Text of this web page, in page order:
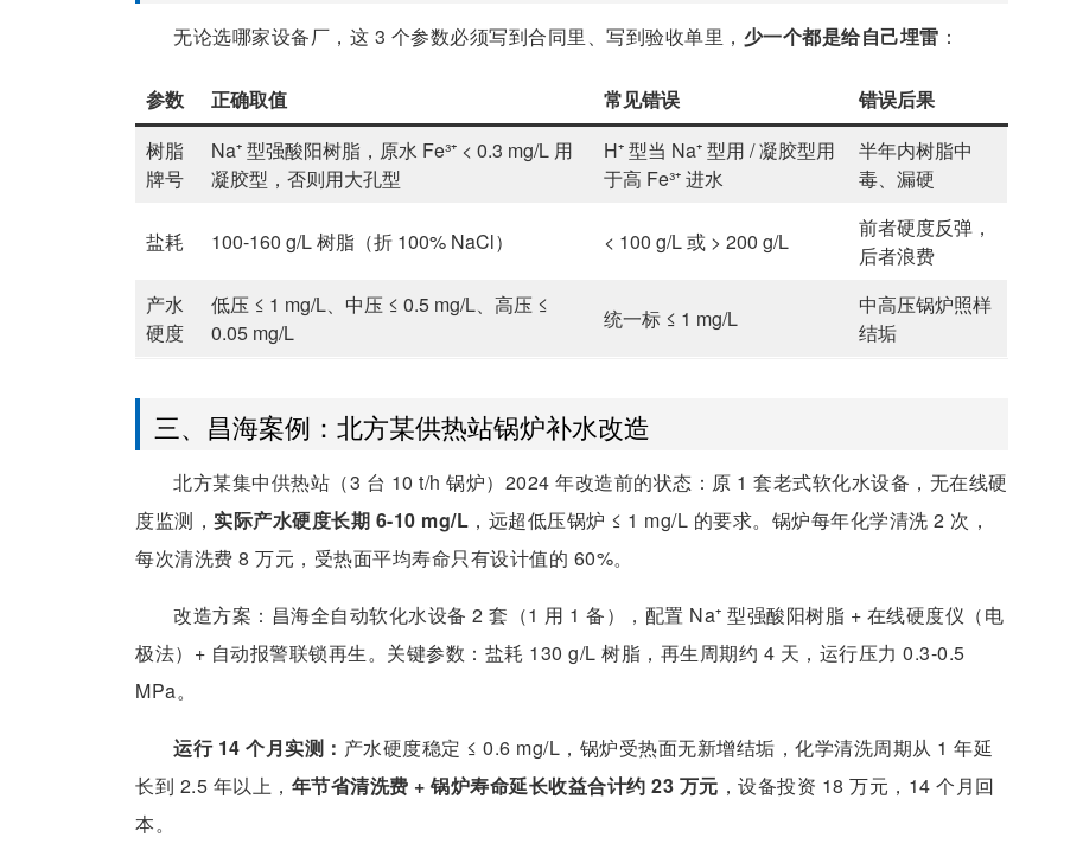
无论选哪家设备厂，这 3 个参数必须写到合同里、写到验收单里， 少一个都是给自己埋雷 ：
参数 正确取值 常见错误
错误后果
树脂
牌号
Na⁺ 型强酸阳树脂，原水 Fe³⁺ < 0.3 mg/L 用
凝胶型，否则用大孔型
H⁺ 型当 Na⁺ 型用 / 凝胶型用
于高 Fe³⁺ 进水
半年内树脂中
毒、漏硬
盐耗 100-160 g/L 树脂（折 100% NaCl） < 100 g/L 或 > 200 g/L
前者硬度反弹，
后者浪费
产水
硬度
低压 ≤ 1 mg/L、中压 ≤ 0.5 mg/L、高压 ≤
0.05 mg/L
统一标 ≤ 1 mg/L
中高压锅炉照样
结垢
三、昌海案例：北方某供热站锅炉补水改造
北方某集中供热站（3 台 10 t/h 锅炉）2024 年改造前的状态：原 1 套老式软化水设备，无在线硬
度监测， 实际产水硬度长期 6-10 mg/L ，远超低压锅炉 ≤ 1 mg/L 的要求。锅炉每年化学清洗 2 次，
每次清洗费 8 万元，受热面平均寿命只有设计值的 60%。
改造方案：昌海全自动软化水设备 2 套（1 用 1 备），配置 Na⁺ 型强酸阳树脂 + 在线硬度仪（电
极法）+ 自动报警联锁再生。关键参数：盐耗 130 g/L 树脂，再生周期约 4 天，运行压力 0.3-0.5
MPa。
运行 14 个月实测： 产水硬度稳定 ≤ 0.6 mg/L，锅炉受热面无新增结垢，化学清洗周期从 1 年延
长到 2.5 年以上， 年节省清洗费 + 锅炉寿命延长收益合计约 23 万元 ，设备投资 18 万元，14 个月回
本。